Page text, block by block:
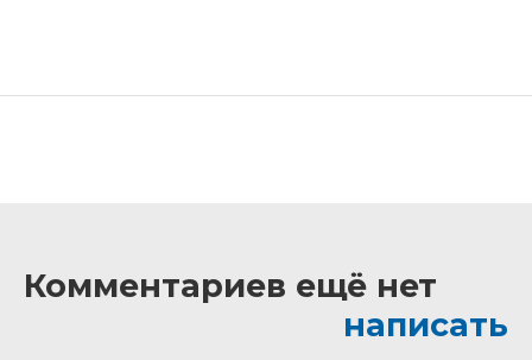
Комментариев ещё нет
написать